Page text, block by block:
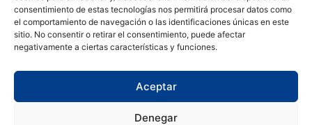
consentimiento de estas tecnologías nos permitirá procesar datos como
el comportamiento de navegación o las identificaciones únicas en este
sitio. No consentir o retirar el consentimiento, puede afectar
negativamente a ciertas características y funciones.
Aceptar
Denegar